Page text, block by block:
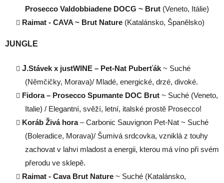
Prosecco Valdobbiadene DOCG ~ Brut (Veneto, Itálie)
Raimat - CAVA ~ Brut Nature (Katalánsko, Španělsko)
JUNGLE
J.Stávek x justWINE – Pet-Nat Puberťák ~ Suché
(Němčičky, Morava)/ Mladé, energické, drzé, divoké.
Fidora – Prosecco Spumante DOC Brut ~ Suché (Veneto,
Italie) / Elegantní, svěží, letní, italské prostě Prosecco!
Koráb Živá hora– Carbonic Sauvignon Pet-Nat ~ Suché
(Boleradice, Morava)/ Šumivá srdcovka, vzniklá z touhy
zachovat v lahvi mladost a energii, kterou má víno při svém
přerodu ve sklepě.
Raimat - Cava Brut Nature ~ Suché (Katalánsko,